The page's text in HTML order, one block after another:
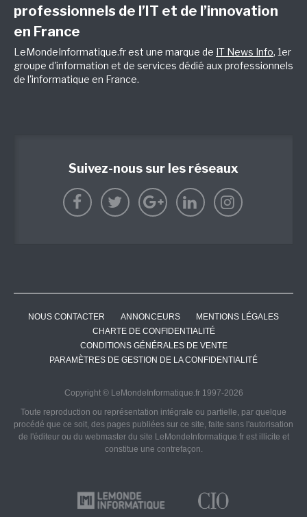
professionnels de l’IT et de l’innovation
en France
LeMondeInformatique.fr est une marque de IT News Info, 1er
groupe d'information et de services dédié aux professionnels
de l'informatique en France.
Suivez-nous sur les réseaux
NOUS CONTACTER ANNONCEURS
MENTIONS LÉGALES
CHARTE DE CONFIDENTIALITÉ
CONDITIONS GÉNÉRALES DE VENTE
PARAMÈTRES DE GESTION DE LA CONFIDENTIALITÉ
Copyright © LeMondeInformatique.fr 1997-2026
Toute reproduction ou représentation intégrale ou partielle, par quelque
procédé que ce soit, des pages publiées sur ce site, faite sans l'autorisation
de l'éditeur ou du webmaster du site LeMondeInformatique.fr est illicite et
constitue une contrefaçon.